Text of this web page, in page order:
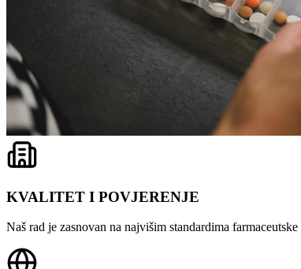
KVALITET I POVJERENJE
Naš rad je zasnovan na najvišim standardima